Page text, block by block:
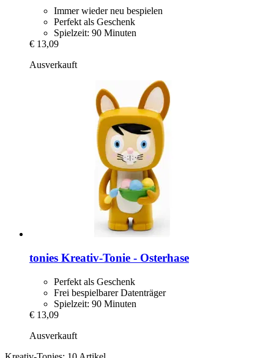
Immer wieder neu bespielen
Perfekt als Geschenk
Spielzeit: 90 Minuten
€ 13,09
Ausverkauft
tonies Kreativ-​Tonie -​ Osterhase
Perfekt als Geschenk
Frei bespielbarer Datenträger
Spielzeit: 90 Minuten
€ 13,09
Ausverkauft